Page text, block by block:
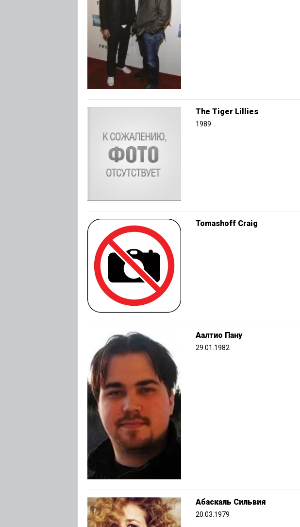
The Tiger Lillies
1989
Tomashoff Craig
Аалтио Пану
29.01.1982
Абаскаль Сильвия
20.03.1979